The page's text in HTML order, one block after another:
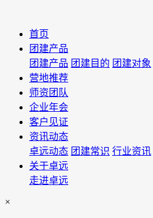
首页
团建产品
团建产品 团建目的 团建对象
营地推荐
师资团队
企业年会
客户见证
资讯动态
卓远动态 团建常识 行业资讯
关于卓远
走进卓远
×